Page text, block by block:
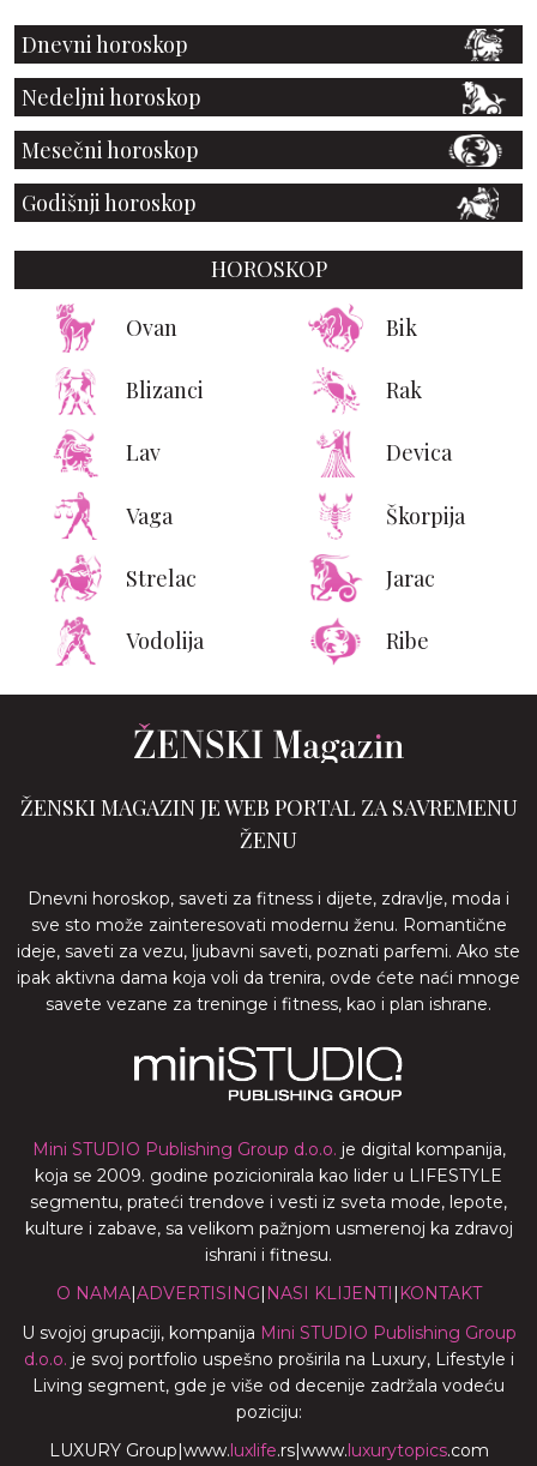
Dnevni horoskop
Nedeljni horoskop
Mesečni horoskop
Godišnji horoskop
HOROSKOP
Ovan Bik
Blizanci Rak
Lav Devica
Vaga Škorpija
Strelac Jarac
Vodolija Ribe
ŽENSKI MAGAZIN JE WEB PORTAL ZA SAVREMENU
ŽENU
Dnevni horoskop, saveti za fitness i dijete, zdravlje, moda i
sve sto može zainteresovati modernu ženu. Romantične
ideje, saveti za vezu, ljubavni saveti, poznati parfemi. Ako ste
ipak aktivna dama koja voli da trenira, ovde ćete naći mnoge
savete vezane za treninge i fitness, kao i plan ishrane.
Mini STUDIO Publishing Group d.o.o. je digital kompanija,
koja se 2009. godine pozicionirala kao lider u LIFESTYLE
segmentu, prateći trendove i vesti iz sveta mode, lepote,
kulture i zabave, sa velikom pažnjom usmerenoj ka zdravoj
ishrani i fitnesu.
O NAMA| ADVERTISING NASI KLIJENTI
KONTAKT
U svojoj grupaciji, kompanija Mini STUDIO Publishing Group
d.o.o. je svoj portfolio uspešno proširila na Luxury, Lifestyle i
Living segment, gde je više od decenije zadržala vodeću
poziciju:
LUXURY Group www. luxlife.rs| www. luxurytopics.com